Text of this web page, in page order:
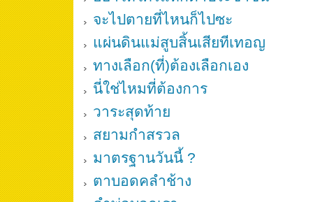
จะไปตายที่ไหนก็ไปซะ
แผ่นดินแม่สูบสิ้นเสียทีเทอญ
ทางเลือก(ที่)ต้องเลือกเอง
นี่ใช่ไหมที่ต้องการ
วาระสุดท้าย
สยามกำสรวล
มาตรฐานวันนี้ ?
ตาบอดคลำช้าง